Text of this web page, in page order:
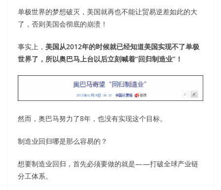
单极世界的梦想破灭，美国就再也不能让贸易逆差如此的大
了，否则美国会彻底的崩溃！
事实上， 美国从2012年的时候就已经知道美国实现不了单极
世界了，所以奥巴马上台以后立刻喊着“回归制造业”！
然而，奥巴马努力了8年，也没有实现这个目标。
制造业回归哪是那么容易的？
想要制造业回归，首先必须要做的就是——打破全球产业链
分工体系。